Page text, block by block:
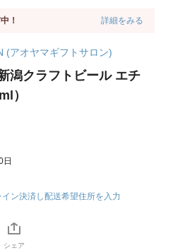
！ 詳細をみる
(アオヤマギフトサロン)
潟クラフトビール エチ
）
日
ン決済し配送希望住所を入力
シェア